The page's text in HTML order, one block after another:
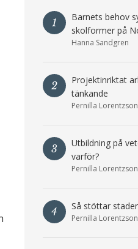
1
Barnets behov
skolformer på
Hanna Sandgren
2
Projektinriktat
tänkande
Pernilla Lorentzson
3
Utbildning på
varför?
Pernilla Lorentzson
4 Så stöttar
Pernilla Lorentzson